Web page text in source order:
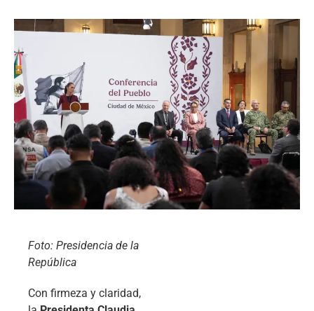
Foto: Presidencia de la
República
Con firmeza y claridad,